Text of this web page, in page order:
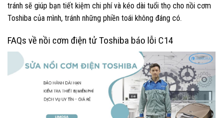
tránh sẽ giúp bạn tiết kiệm chi phí và kéo dài tuổi thọ cho nồi cơm
Toshiba của mình, tránh những phiền toái không đáng có.
FAQs về nồi cơm điện tử Toshiba báo lỗi C14